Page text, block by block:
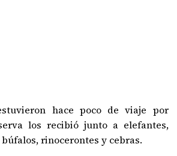
hace poco de viaje por
los recibió junto a elefantes,
rinocerontes y cebras.